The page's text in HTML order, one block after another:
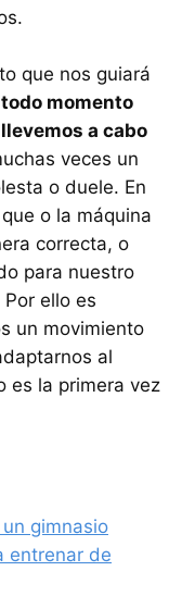
que nos guiará
momento
a cabo
veces un
o duele. En
o la máquina
correcta, o
para nuestro
ello es
un movimiento
al
es la primera vez
gimnasio
entrenar de